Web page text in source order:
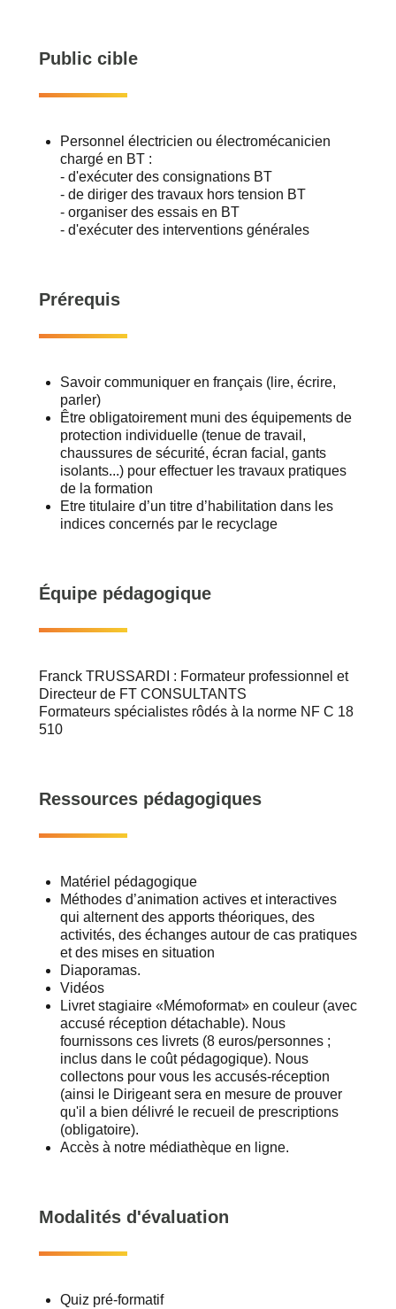
Public cible
Personnel électricien ou électromécanicien
chargé en BT :
- d'exécuter des consignations BT
- de diriger des travaux hors tension BT
- organiser des essais en BT
- d'exécuter des interventions générales
Prérequis
Savoir communiquer en français (lire, écrire,
parler)
Être obligatoirement muni des équipements de
protection individuelle (tenue de travail,
chaussures de sécurité, écran facial, gants
isolants...) pour effectuer les travaux pratiques
de la formation
Etre titulaire d’un titre d’habilitation dans les
indices concernés par le recyclage
Équipe pédagogique
Franck TRUSSARDI : Formateur professionnel et
Directeur de FT CONSULTANTS
Formateurs spécialistes rôdés à la norme NF C 18
510
Ressources pédagogiques
Matériel pédagogique
Méthodes d’animation actives et interactives
qui alternent des apports théoriques, des
activités, des échanges autour de cas pratiques
et des mises en situation
Diaporamas.
Vidéos
Livret stagiaire «Mémoformat» en couleur (avec
accusé réception détachable). Nous
fournissons ces livrets (8 euros/personnes ;
inclus dans le coût pédagogique). Nous
collectons pour vous les accusés-réception
(ainsi le Dirigeant sera en mesure de prouver
qu'il a bien délivré le recueil de prescriptions
(obligatoire).
Accès à notre médiathèque en ligne.
Modalités d'évaluation
Quiz pré-formatif